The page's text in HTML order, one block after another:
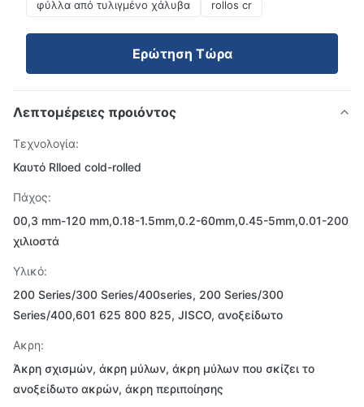
φύλλα από τυλιγμένο χάλυβα
rollos cr
Ερώτηση Τώρα
Λεπτομέρειες προιόντος
Τεχνολογία:
Καυτό Rlloed cold-rolled
Πάχος:
00,3 mm-120 mm,0.18-1.5mm,0.2-60mm,0.45-5mm,0.01-200
χιλιοστά
Υλικό:
200 Series/300 Series/400series, 200 Series/300
Series/400,601 625 800 825, JISCO, ανοξείδωτο
Ακρη:
Άκρη σχισμών, άκρη μύλων, άκρη μύλων που σκίζει το
ανοξείδωτο ακρών, άκρη περιποίησης